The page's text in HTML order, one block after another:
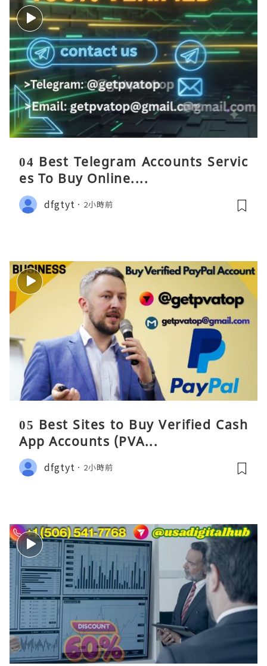
04 Best Telegram Accounts Servic
es To Buy Online....
dfgtyt 2小時前
05 Best Sites to Buy Verified Cash
App Accounts (PVA...
dfgtyt 2小時前